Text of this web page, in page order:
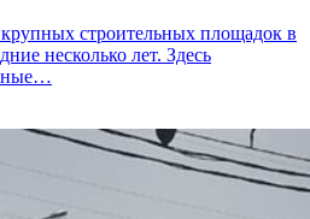
строительных площадок в
несколько лет. Здесь